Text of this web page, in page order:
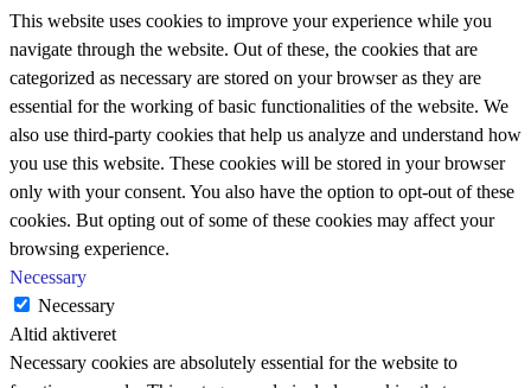
This website uses cookies to improve your experience while you
navigate through the website. Out of these, the cookies that are
categorized as necessary are stored on your browser as they are
essential for the working of basic functionalities of the website. We
also use third-party cookies that help us analyze and understand how
you use this website. These cookies will be stored in your browser
only with your consent. You also have the option to opt-out of these
cookies. But opting out of some of these cookies may affect your
browsing experience.
Necessary
Necessary
Altid aktiveret
Necessary cookies are absolutely essential for the website to